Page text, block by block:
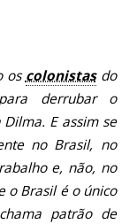
oscolonistas do
derrubar o
E assim se
no Brasil, no
e, não, no
o Brasil é o único
patrão de